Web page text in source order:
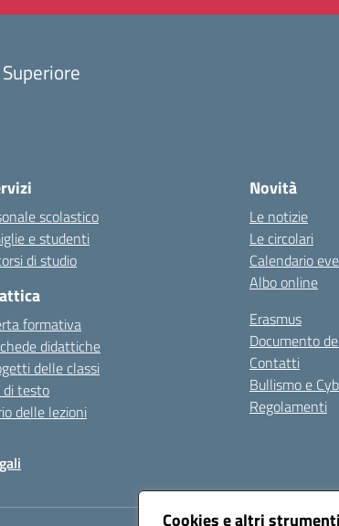
Cookies e altri
scolastico
e studenti
di studio
formativa
didattiche
delle classi
di testo
delle lezioni
Novità
Le notizie
Le circolari
Calendario
Albo online
Erasmus
Documento
Contatti
Bullismo e
Regolamenti